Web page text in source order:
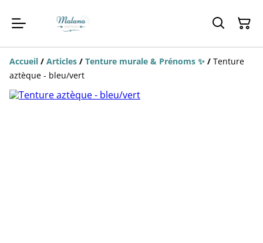
Accueil / Articles / Tenture murale & Prénoms ✨ / Tenture
aztèque - bleu/vert